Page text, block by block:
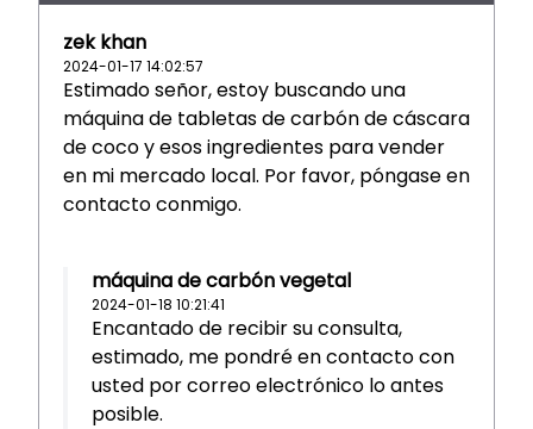
zek khan
2024-01-17 14:02:57
Estimado señor, estoy buscando una
máquina de tabletas de carbón de cáscara
de coco y esos ingredientes para vender
en mi mercado local. Por favor, póngase en
contacto conmigo.
máquina de carbón vegetal
2024-01-18 10:21:41
Encantado de recibir su consulta,
estimado, me pondré en contacto con
usted por correo electrónico lo antes
posible.